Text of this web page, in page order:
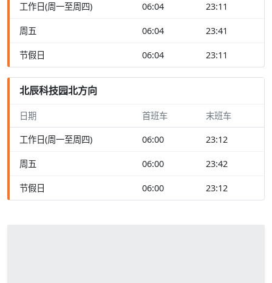
工作日(周一至周四) 06:04 23:11
周五 06:04 23:41
节假日 06:04 23:11
北辰科技园北方向
日期 首班车 末班车
工作日(周一至周四) 06:00 23:12
周五 06:00 23:42
节假日 06:00 23:12